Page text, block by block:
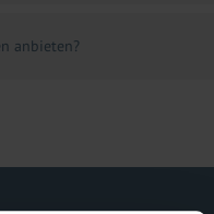
anbieten?